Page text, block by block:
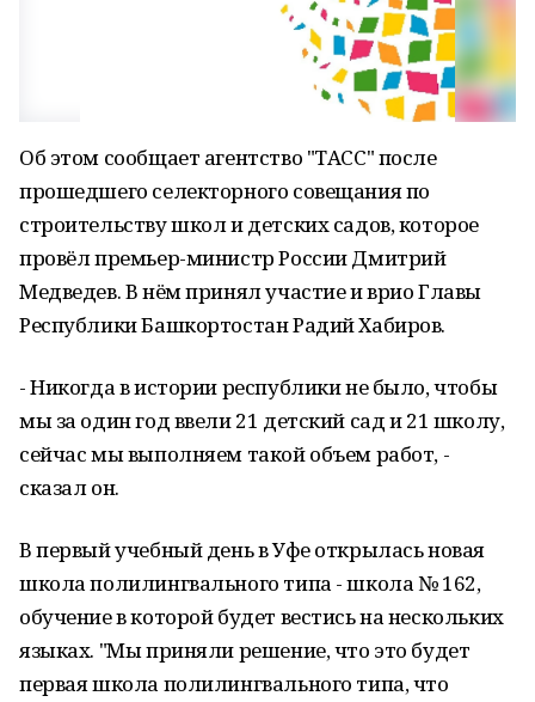
Об этом сообщает агентство "ТАСС" после
прошедшего селекторного совещания по
строительству школ и детских садов, которое
провёл премьер-министр России Дмитрий
Медведев. В нём принял участие и врио Главы
Республики Башкортостан Радий Хабиров.
- Никогда в истории республики не было, чтобы
мы за один год ввели 21 детский сад и 21 школу,
сейчас мы выполняем такой объем работ, -
сказал он.
В первый учебный день в Уфе открылась новая
школа полилингвального типа - школа № 162,
обучение в которой будет вестись на нескольких
языках. "Мы приняли решение, что это будет
первая школа полилингвального типа, что